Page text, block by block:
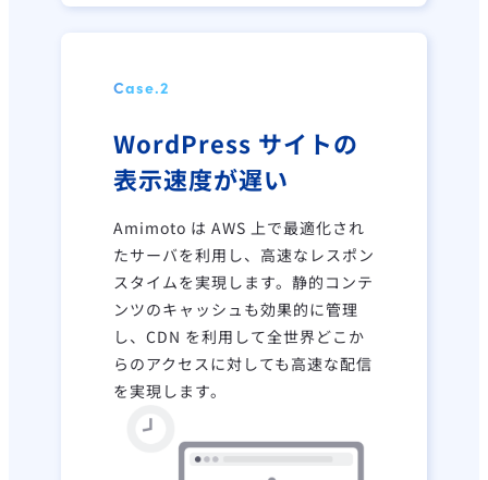
Case.2
WordPress サイトの
表示速度が遅い
Amimoto は AWS 上で最適化され
たサーバを利用し、高速なレスポン
スタイムを実現します。静的コンテ
ンツのキャッシュも効果的に管理
し、CDN を利用して全世界どこか
らのアクセスに対しても高速な配信
を実現します。